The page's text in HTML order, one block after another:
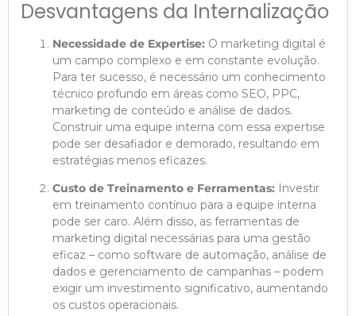
Desvantagens da Internalização
Necessidade de Expertise: O marketing digital é
um campo complexo e em constante evolução.
Para ter sucesso, é necessário um conhecimento
técnico profundo em áreas como SEO, PPC,
marketing de conteúdo e análise de dados.
Construir uma equipe interna com essa expertise
pode ser desafiador e demorado, resultando em
estratégias menos eficazes.
Custo de Treinamento e Ferramentas: Investir
em treinamento contínuo para a equipe interna
pode ser caro. Além disso, as ferramentas de
marketing digital necessárias para uma gestão
eficaz – como software de automação, análise de
dados e gerenciamento de campanhas – podem
exigir um investimento significativo, aumentando
os custos operacionais.